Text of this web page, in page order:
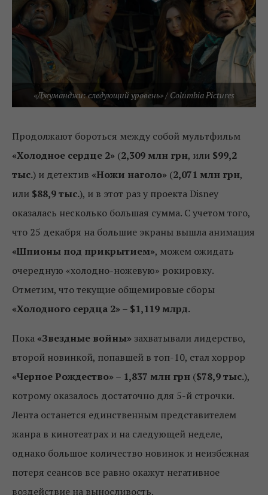
«Джуманджи: следующий уровень» / Columbia Pictures
Продолжают бороться между собой мультфильм
«Холодное сердце 2» (2,309 млн грн, или $99,2
тыс.) и детектив «Ножи наголо» (2,071 млн грн,
или $88,9 тыс.), и в этот раз у проекта Disney
оказалась несколько большая сумма. С учетом того,
что 25 декабря на большие экраны вышла анимация
«Шпионы под прикрытием», можем ожидать
очередную «холодно-ножевую» рокировку.
Отметим, что текущие общемировые сборы
«Холодного сердца 2»– $1,119 млрд.
Пока «Звездные войны» захватывали лидерство,
второй новинкой, попавшей в топ-10, стал хоррор
«Черное Рождество»– 1,837 млн грн ($78,9 тыс.),
котрому оказалось достаточно для 5-й строчки.
Лента останется единственным представителем
жанра в кинотеатрах и на следующей неделе,
однако большое количество новинок и неизбежная
потеря сеансов все равно окажут негативное
воздействие на выносливость.